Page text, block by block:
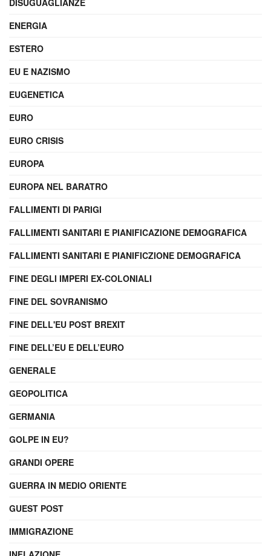
ENERGIA
ESTERO
EU E NAZISMO
EUGENETICA
EURO
EURO CRISIS
EUROPA
EUROPA NEL BARATRO
FALLIMENTI DI PARIGI
FALLIMENTI SANITARI E PIANIFICAZIONE DEMOGRAFICA
FALLIMENTI SANITARI E PIANIFICZIONE DEMOGRAFICA
FINE DEGLI IMPERI EX-COLONIALI
FINE DEL SOVRANISMO
FINE DELL'EU POST BREXIT
FINE DELL’EU E DELL’EURO
GENERALE
GEOPOLITICA
GERMANIA
GOLPE IN EU?
GRANDI OPERE
GUERRA IN MEDIO ORIENTE
GUEST POST
IMMIGRAZIONE